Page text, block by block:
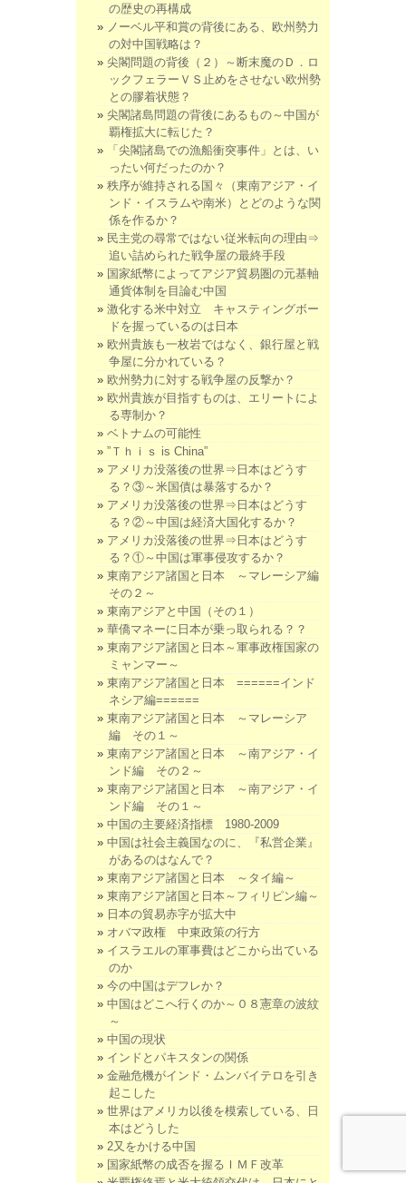
の歴史の再構成
ノーベル平和賞の背後にある、欧州勢力
の対中国戦略は？
尖閣問題の背後（２）～断末魔のＤ．ロ
ックフェラーＶＳ止めをさせない欧州勢
との膠着状態？
尖閣諸島問題の背後にあるもの～中国が
覇権拡大に転じた？
「尖閣諸島での漁船衝突事件」とは、い
ったい何だったのか？
秩序が維持される国々（東南アジア・イ
ンド・イスラムや南米）とどのような関
係を作るか？
民主党の尋常ではない従米転向の理由⇒
追い詰められた戦争屋の最終手段
国家紙幣によってアジア貿易圏の元基軸
通貨体制を目論む中国
激化する米中対立 キャスティングボー
ドを握っているのは日本
欧州貴族も一枚岩ではなく、銀行屋と戦
争屋に分かれている？
欧州勢力に対する戦争屋の反撃か？
欧州貴族が目指すものは、エリートによ
る専制か？
ベトナムの可能性
”Ｔｈｉｓ is China”
アメリカ没落後の世界⇒日本はどうす
る？③～米国債は暴落するか？
アメリカ没落後の世界⇒日本はどうす
る？②～中国は経済大国化するか？
アメリカ没落後の世界⇒日本はどうす
る？①～中国は軍事侵攻するか？
東南アジア諸国と日本 ～マレーシア編
その２～
東南アジアと中国（その１）
華僑マネーに日本が乗っ取られる？？
東南アジア諸国と日本～軍事政権国家の
ミャンマー～
東南アジア諸国と日本 ======インド
ネシア編======
東南アジア諸国と日本 ～マレーシア
編 その１～
東南アジア諸国と日本 ～南アジア・イ
ンド編 その２～
東南アジア諸国と日本 ～南アジア・イ
ンド編 その１～
中国の主要経済指標 1980-2009
中国は社会主義国なのに、『私営企業』
があるのはなんで？
東南アジア諸国と日本 ～タイ編～
東南アジア諸国と日本～フィリピン編～
日本の貿易赤字が拡大中
オバマ政権 中東政策の行方
イスラエルの軍事費はどこから出ている
のか
今の中国はデフレか？
中国はどこへ行くのか～０８憲章の波紋
～
中国の現状
インドとパキスタンの関係
金融危機がインド・ムンバイテロを引き
起こした
世界はアメリカ以後を模索している、日
本はどうした
2又をかける中国
国家紙幣の成否を握るＩＭＦ改革